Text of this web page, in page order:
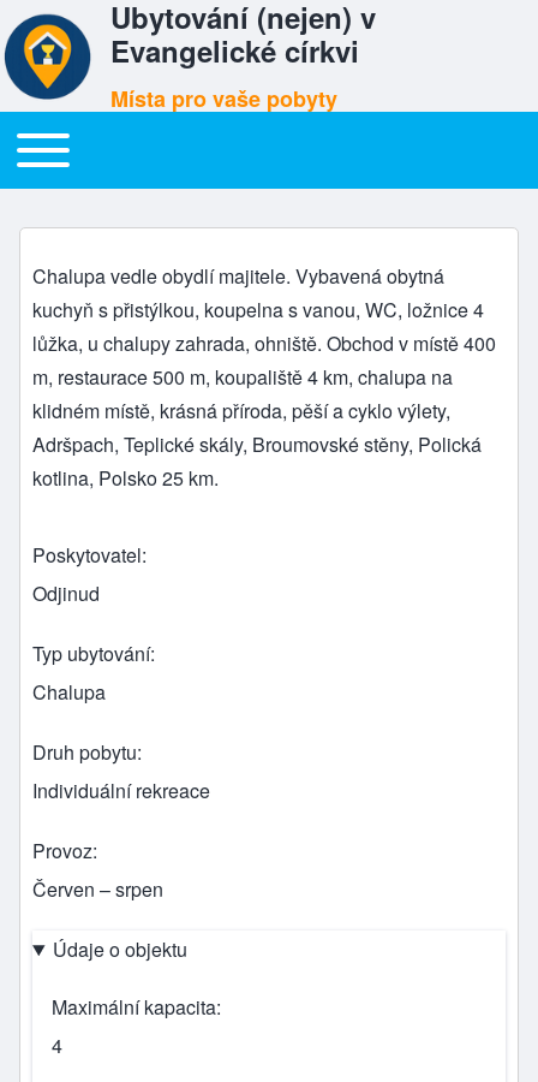
Ubytování (nejen) v
Evangelické církvi
Místa pro vaše pobyty
Hlavní menu
Toggle main menu
Suchý Důl
Chalupa vedle obydlí majitele. Vybavená obytná
kuchyň s přistýlkou, koupelna s vanou, WC, ložnice 4
lůžka, u chalupy zahrada, ohniště. Obchod v místě 400
m, restaurace 500 m, koupaliště 4 km, chalupa na
klidném místě, krásná příroda, pěší a cyklo výlety,
Adršpach, Teplické skály, Broumovské stěny, Polická
kotlina, Polsko 25 km.
Poskytovatel
Odjinud
Typ ubytování
Chalupa
Druh pobytu
Individuální rekreace
Provoz
Červen – srpen
Údaje o objektu
Maximální kapacita
4